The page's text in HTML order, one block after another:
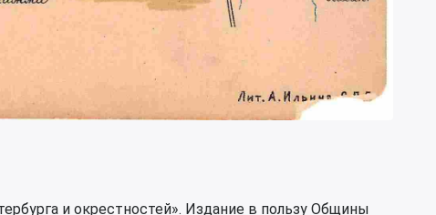
и окрестностей». Издание в пользу Общины